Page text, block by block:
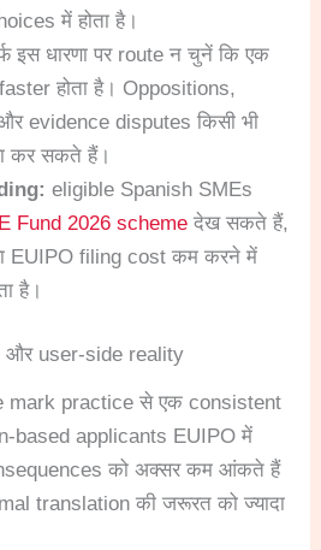
में होता है।
इस धारणा पर route न चुनें कि एक
होता है। Oppositions,
evidence disputes किसी भी
कर सकते हैं।
eligible Spanish SMEs
Fund 2026 scheme देख सकते हैं,
EUIPO filing cost कम करने में
है।
और user-side reality
mark practice से एक consistent
based applicants EUIPO में
को अक्सर कम आंकते हैं
translation की जरूरत को ज्यादा